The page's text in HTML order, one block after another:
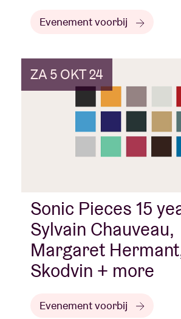
Evenement voorbij
ZA 5 OKT 24
Sonic Pieces 15
Sylvain Chauveau,
Margaret
Skodvin + more
Evenement voorbij